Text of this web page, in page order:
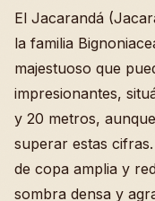
El Jacarandá
la familia
majestuoso que
impresionantes,
y 20 metros,
superar estas
de copa amplia y
sombra densa y